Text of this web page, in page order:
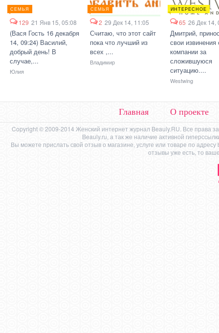
СЕМЬЯ
129 21 Янв 15, 05:08
(Вася Гость 16 декабря
14, 09:24) Василий,
добрый день! В
случае,...
Юлия
СЕМЬЯ
2 29 Дек 14, 11:05
Считаю, что этот сайт
пока что лучший из
всех ,...
Владимир
ИНТЕРЕСНОЕ
65 26 Дек 14,
Дмитрий,
свои извинения
компании за
сложившуюся
ситуацию....
Westwing
Главная О проекте
Copyright © 2009-2014 Женский интернет журнал Beauly.RU. Все права
Beauly.ru, а так же наличие активной
Вы можете прислать свой отзыв о магазине, услуге или товаре по адресу
отзывы уже есть, то